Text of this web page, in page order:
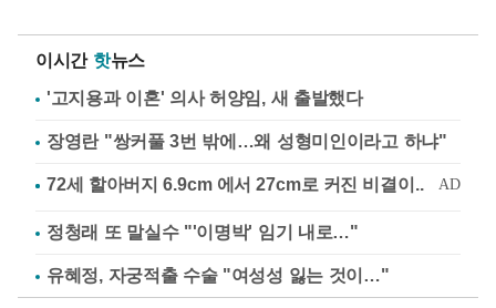
이시간 핫뉴스
'고지용과 이혼' 의사 허양임, 새 출발했다
장영란 "쌍커풀 3번 밖에…왜 성형미인이라고 하냐"
정청래 또 말실수 "'이명박' 임기 내로…"
유혜정, 자궁적출 수술 "여성성 잃는 것이…"